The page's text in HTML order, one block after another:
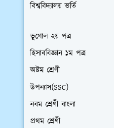
বিশ্ববিদ্যালয় ভর্তি
ভূগোল ২য় পত্র
হিসাববিজ্ঞান ১ম পত্র
অষ্টম শ্রেণী
উপন্যাস(SSC)
নবম শ্রেণী বাংলা
প্রথম শ্রেণী